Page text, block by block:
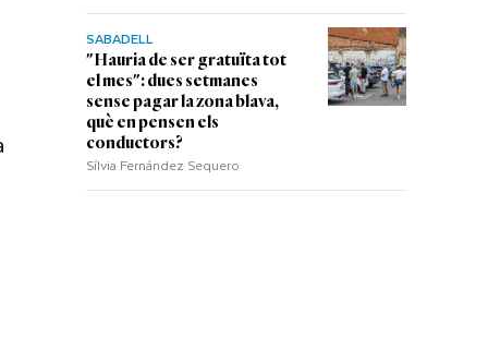
SABADELL
"Hauria de ser gratuïta tot
el mes": dues setmanes
sense pagar la zona blava,
què en pensen els
conductors?
Sílvia Fernández Sequero